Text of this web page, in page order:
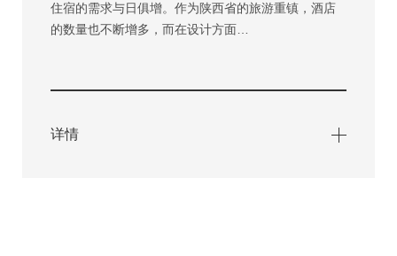
住宿的需求与日俱增。作为陕西省的旅游重镇，酒店
的数量也不断增多，而在设计方面…
详情